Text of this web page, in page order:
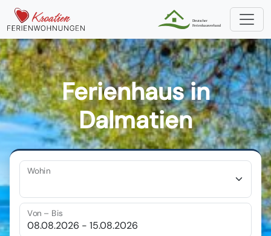
Ferienhaus in
Dalmatien
Wohin
Von – Bis